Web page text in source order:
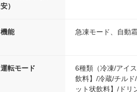
安）
機能 急凍モード、自動
運転モード
6種類（冷凍/アイ
飲料】/冷蔵/チル
ット状飲料】/ドリ